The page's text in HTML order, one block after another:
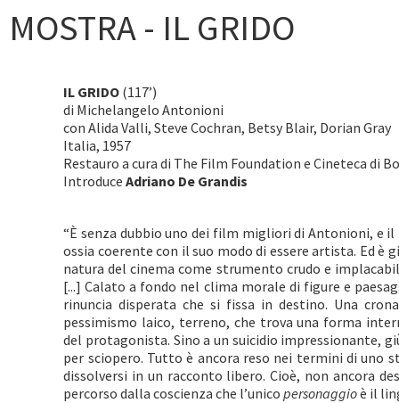
- IL GRIDO
IL GRIDO (117’)
di Michelangelo Antonioni
con Alida Valli, Steve Cochran, Betsy Blair, Dorian Gray
Italia, 1957
Restauro a cura di The Film Foundation e Cineteca di
IntroduceAdriano De Grandis
“È senza dubbio uno dei film migliori di Antonioni, e
ossia coerente con il suo modo di essere artista. Ed
natura del cinema come strumento crudo e
[...] Calato a fondo nel clima morale di figure e
rinuncia disperata che si fissa in destino. Una
pessimismo laico, terreno, che trova una forma
del protagonista. Sino a un suicidio impressionante,
per sciopero. Tutto è ancora reso nei termini di uno
dissolversi in un racconto libero. Cioè, non ancora
percorso dalla coscienza che l’unicopersonaggioè il